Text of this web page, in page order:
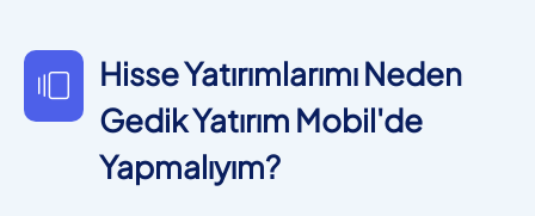
Hisse Yatırımlarımı Neden
Gedik Yatırım Mobil'de
Yapmalıyım?